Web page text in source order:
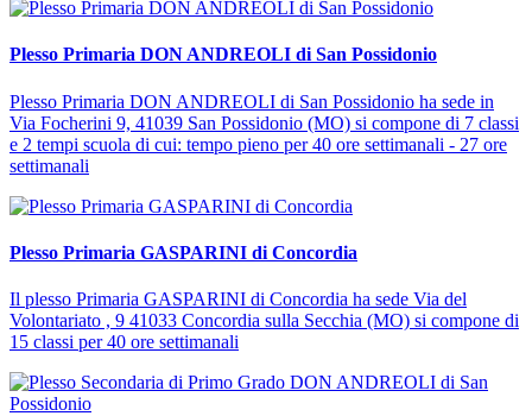
Plesso Primaria DON ANDREOLI di San Possidonio
Plesso Primaria DON ANDREOLI di San Possidonio ha sede in
Via Focherini 9, 41039 San Possidonio (MO) si compone di 7 classi
e 2 tempi scuola di cui: tempo pieno per 40 ore settimanali - 27 ore
settimanali
Plesso Primaria GASPARINI di Concordia
Il plesso Primaria GASPARINI di Concordia ha sede Via del
Volontariato , 9 41033 Concordia sulla Secchia (MO) si compone di
15 classi per 40 ore settimanali